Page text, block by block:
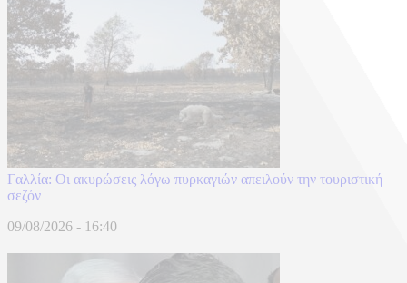
Γαλλία: Οι ακυρώσεις λόγω πυρκαγιών απειλούν την τουριστική
σεζόν
09/08/2026 - 16:40